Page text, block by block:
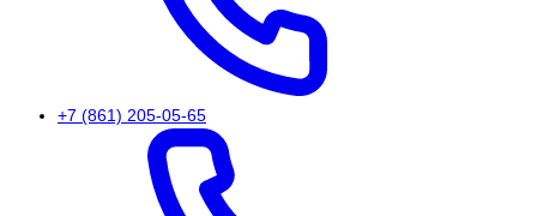
+7 (861) 205-05-65